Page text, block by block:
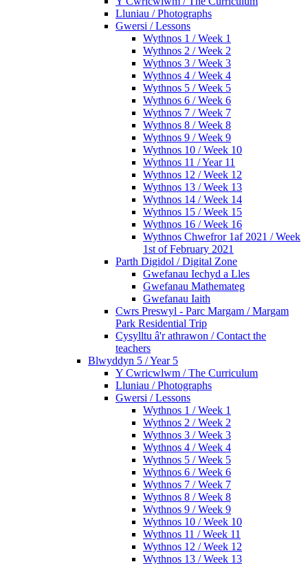
Lluniau / Photographs
Gwersi / Lessons
Wythnos 1 / Week 1
Wythnos 2 / Week 2
Wythnos 3 / Week 3
Wythnos 4 / Week 4
Wythnos 5 / Week 5
Wythnos 6 / Week 6
Wythnos 7 / Week 7
Wythnos 8 / Week 8
Wythnos 9 / Week 9
Wythnos 10 / Week 10
Wythnos 11 / Year 11
Wythnos 12 / Week 12
Wythnos 13 / Week 13
Wythnos 14 / Week 14
Wythnos 15 / Week 15
Wythnos 16 / Week 16
Wythnos Chwefror 1af 2021 / Week
1st of February 2021
Parth Digidol / Digital Zone
Gwefanau Iechyd a Lles
Gwefanau Mathemateg
Gwefanau Iaith
Cwrs Preswyl - Parc Margam / Margam
Park Residential Trip
Cysylltu â'r athrawon / Contact the
teachers
Blwyddyn 5 / Year 5
Y Cwricwlwm / The Curriculum
Lluniau / Photographs
Gwersi / Lessons
Wythnos 1 / Week 1
Wythnos 2 / Week 2
Wythnos 3 / Week 3
Wythnos 4 / Week 4
Wythnos 5 / Week 5
Wythnos 6 / Week 6
Wythnos 7 / Week 7
Wythnos 8 / Week 8
Wythnos 9 / Week 9
Wythnos 10 / Week 10
Wythnos 11 / Week 11
Wythnos 12 / Week 12
Wythnos 13 / Week 13